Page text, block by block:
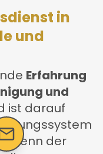
in
und
Erfahrung
und
ist darauf
Wenn der